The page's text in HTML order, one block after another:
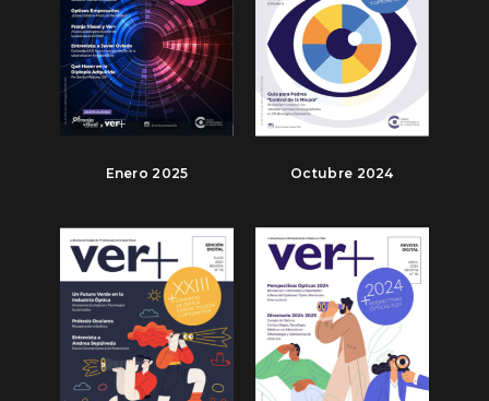
Enero 2025 Octubre 2024